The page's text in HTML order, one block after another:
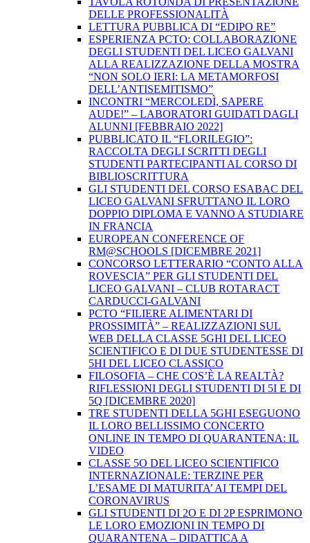
DELLE PROFESSIONALITÀ
LETTURA PUBBLICA DI “EDIPO RE”
ESPERIENZA PCTO: COLLABORAZIONE
DEGLI STUDENTI DEL LICEO GALVANI
ALLA REALIZZAZIONE DELLA MOSTRA
“NON SOLO IERI: LA METAMORFOSI
DELL’ANTISEMITISMO”
INCONTRI “MERCOLEDÌ, SAPERE
AUDE!” – LABORATORI GUIDATI DAGLI
ALUNNI [FEBBRAIO 2022]
PUBBLICATO IL “FLORILEGIO”:
RACCOLTA DEGLI SCRITTI DEGLI
STUDENTI PARTECIPANTI AL CORSO DI
BIBLIOSCRITTURA
GLI STUDENTI DEL CORSO ESABAC DEL
LICEO GALVANI SFRUTTANO IL LORO
DOPPIO DIPLOMA E VANNO A STUDIARE
IN FRANCIA
EUROPEAN CONFERENCE OF
RM@SCHOOLS [DICEMBRE 2021]
CONCORSO LETTERARIO “CONTO ALLA
ROVESCIA” PER GLI STUDENTI DEL
LICEO GALVANI – CLUB ROTARACT
CARDUCCI-GALVANI
PCTO “FILIERE ALIMENTARI DI
PROSSIMITÀ” – REALIZZAZIONI SUL
WEB DELLA CLASSE 5GHI DEL LICEO
SCIENTIFICO E DI DUE STUDENTESSE DI
5HI DEL LICEO CLASSICO
FILOSOFIA – CHE COS’È LA REALTÀ?
RIFLESSIONI DEGLI STUDENTI DI 5I E DI
5Q [DICEMBRE 2020]
TRE STUDENTI DELLA 5GHI ESEGUONO
IL LORO BELLISSIMO CONCERTO
ONLINE IN TEMPO DI QUARANTENA: IL
VIDEO
CLASSE 5O DEL LICEO SCIENTIFICO
INTERNAZIONALE: TERZINE PER
L’ESAME DI MATURITA’ AI TEMPI DEL
CORONAVIRUS
GLI STUDENTI DI 2O E DI 2P ESPRIMONO
LE LORO EMOZIONI IN TEMPO DI
QUARANTENA – DIDATTICA A